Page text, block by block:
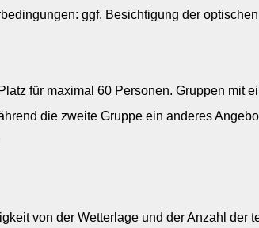
ggf. Besichtigung der
für maximal 60 Personen. Gruppen mit
die zweite Gruppe ein anderes
von der Wetterlage und der Anzahl der